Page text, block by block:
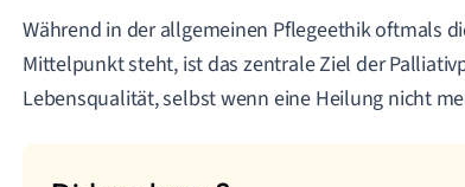
Während in der allgemeinen Pflegeethik oftmals
Mittelpunkt steht, ist das zentrale Ziel der
Lebensqualität, selbst wenn eine Heilung nicht